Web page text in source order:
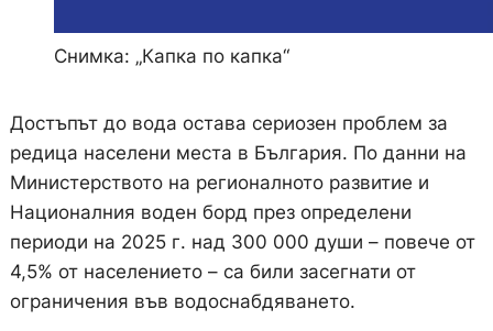
Снимка: „Капка по капка“
Достъпът до вода остава сериозен проблем за
редица населени места в България. По данни на
Министерството на регионалното развитие и
Националния воден борд през определени
периоди на 2025 г. над 300 000 души – повече от
4,5% от населението – са били засегнати от
ограничения във водоснабдяването.